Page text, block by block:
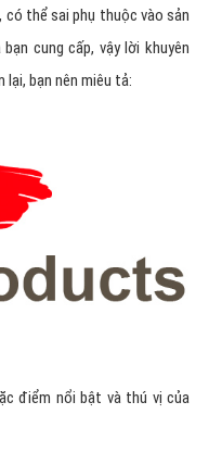
thể sai phụ thuộc vào sản
cung cấp, vậy lời khuyên
bạn nên miêu tả:
điểm nổi bật và thú vị của